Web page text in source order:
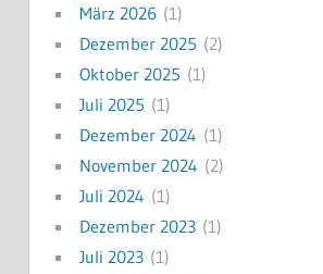
März 2026(1)
Dezember 2025 (2)
Oktober 2025 (1)
Juli 2025 (1)
Dezember 2024 (1)
November 2024 (2)
Juli 2024 (1)
Dezember 2023(1)
Juli 2023(1)